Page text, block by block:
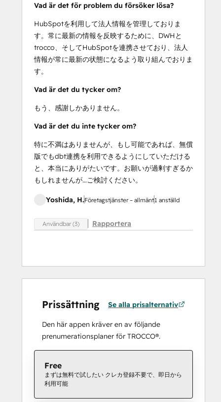
Vad är det för problem du försöker lösa?
HubSpotを利用して法人情報を管理しておりま
す。常に最新の情報を反映するために、DWHと
trocco、そしてHubSpotを連携させており、法人
情報が常に最新の状態になるよう取り組んでおりま
す。
Vad är det du tycker om?
もう、感謝しかありません。
Vad är det du inte tycker om?
特に不満はありませんが、もし可能であれば、無償
版でもdbt連携を利用できるようにしていただける
と、本当にありがたいです。お願いが過剰すぎるか
もしれませんが…ご検討ください。
Yoshida, H.Företagstjänster – allmänt1 anställd
Användbar (3) Rapportera
Prissättning Se alla prisalternativ
Den här appen kräver en av följande
prenumerationsplaner för TROCCO®.
Free
まずは無料で試したい クレカ登録不要で、即日から
利用可能